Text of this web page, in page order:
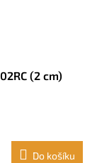
(2 cm)
Do košíku